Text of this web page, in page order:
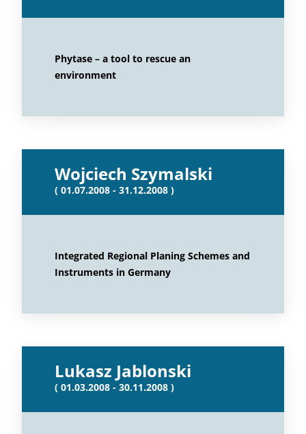
Phytase – a tool to rescue an
environment
Wojciech Szymalski
( 01.07.2008 - 31.12.2008 )
Integrated Regional Planing Schemes and
Instruments in Germany
Lukasz Jablonski
( 01.03.2008 - 30.11.2008 )